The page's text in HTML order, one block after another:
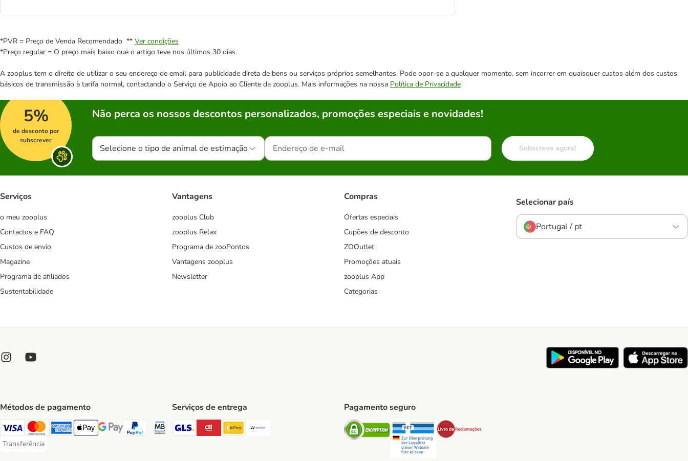
*PVR = Preço de Venda Recomendado ** Ver condições
*Preço regular = O preço mais baixo que o artigo teve nos últimos 30 dias.
A zooplus tem o direito de utilizar o seu endereço de email para publicidade direta de bens ou serviços próprios semelhantes. Pode opor-se a qualquer momento, sem incorrer em quaisquer custos além dos custos
básicos de transmissão à tarifa normal, contactando o Serviço de Apoio ao Cliente da zooplus. Mais informações na nossa Política de Privacidade
5%
de desconto por
subscrever
Não perca os nossos descontos personalizados, promoções especiais e novidades!
Selecione o tipo de animal de estimação Subscreva agora!
Serviços
o meu zooplus
Contactos e FAQ
Custos de envio
Magazine
Programa de afiliados
Sustentabilidade
Vantagens
zooplus Club
zooplus Relax
Programa de zooPontos
Vantagens zooplus
Newsletter
Compras
Ofertas especiais
Cupões de desconto
ZOOutlet
Promoções atuais
zooplus App
Categorias
Selecionar país
Portugal / pt
Métodos de pagamento
Visa Payment Method
Mastercard Payment Method
American Express Payment Method
Apple Pay Payment Method
Google Pay Payment Method
PayPal Payment Method
Multibanco Payment Method
Transferência
Transferência Payment Method
Serviços de entrega
GLS Shipping Method
CTTExpress Shipping Method
InPost Shipping Method
Paack Shipping Method
Pagamento seguro
Security Security